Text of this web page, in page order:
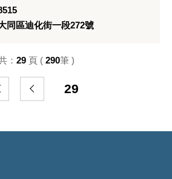
同區迪化街一段272號
29
： 29 頁 ( 290筆 )